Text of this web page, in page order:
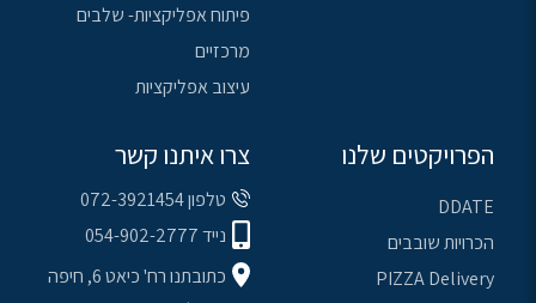
פיתוח אפליקציות- שלבים
מרכזיים
עיצוב אפליקציות
הפרויקטים שלנו
DDATE
הכרויות שובבים
PIZZA Delivery
צרו איתנו קשר
טלפון 072-3921454
נייד 054-902-2777
כתובתנו רח' כיאט 6, חיפה